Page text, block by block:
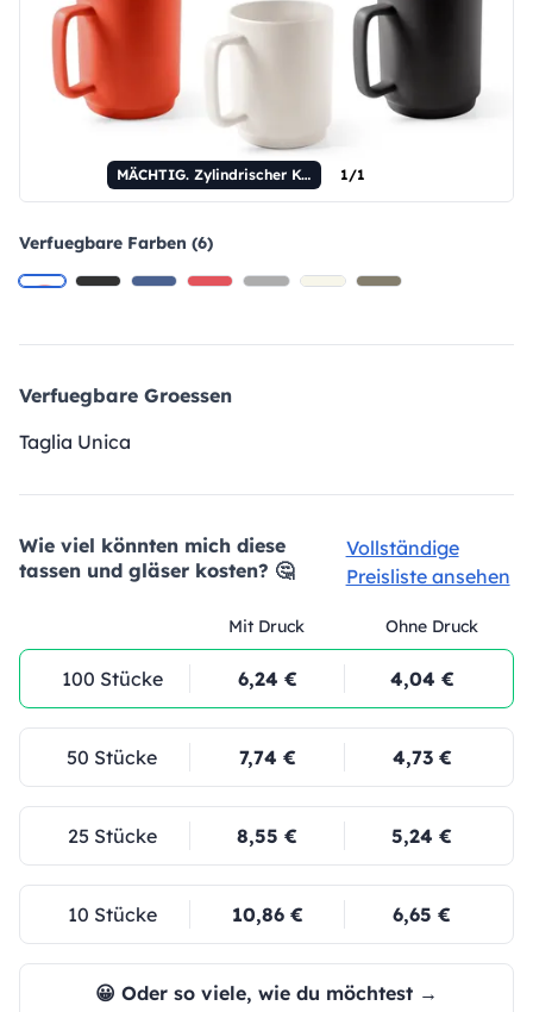
MÄCHTIG. Zylindrischer Keramikbecher (330 ml). 1/1
Verfuegbare Farben (6)
Verfuegbare Groessen
Taglia Unica
Wie viel könnten mich diese
tassen und gläser kosten? 🤔
Vollständige
Preisliste ansehen
Mit Druck Ohne Druck
100 Stücke 6,24 € 4,04 €
50 Stücke 7,74 € 4,73 €
25 Stücke 8,55 € 5,24 €
10 Stücke 10,86 € 6,65 €
😀 Oder so viele, wie du möchtest →